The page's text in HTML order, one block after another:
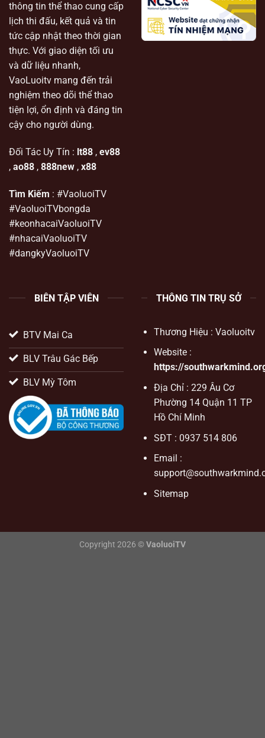
thông tin thể thao cung cấp
lịch thi đấu, kết quả và tin
tức cập nhật theo thời gian
thực. Với giao diện tối ưu
và dữ liệu nhanh,
VaoLuoitv mang đến trải
nghiệm theo dõi thể thao
tiện lợi, ổn định và đáng tin
cậy cho người dùng.
Đối Tác Uy Tín : lt88 , ev88
, ao88 , 888new , x88
Tìm Kiếm : #VaoluoiTV
#VaoluoiTVbongda
#keonhacaiVaoluoiTV
#nhacaiVaoluoiTV
#dangkyVaoluoiTV
BIÊN TẬP VIÊN
BTV Mai Ca
BLV Trâu Gác Bếp
BLV Mỳ Tôm
THÔNG TIN TRỤ SỞ
Thương Hiệu : Vaoluoitv
Website :
https://
Địa Chỉ : 229 Âu Cơ
Phường 14 Quận 11 TP
Hồ Chí Minh
SĐT : 0937 514 806
Email :
Sitemap
Copyright 2026 © VaoluoiTV